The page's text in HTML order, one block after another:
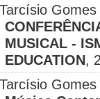
MUSICAL -
EDUCATION,